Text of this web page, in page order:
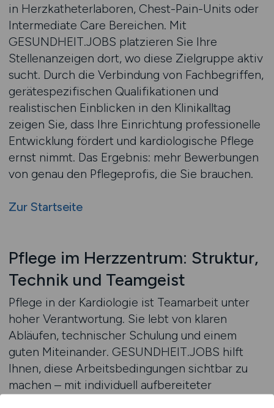
in Herzkatheterlaboren, Chest-Pain-Units oder
Intermediate Care Bereichen. Mit
GESUNDHEIT.JOBS platzieren Sie Ihre
Stellenanzeigen dort, wo diese Zielgruppe aktiv
sucht. Durch die Verbindung von Fachbegriffen,
gerätespezifischen Qualifikationen und
realistischen Einblicken in den Klinikalltag
zeigen Sie, dass Ihre Einrichtung professionelle
Entwicklung fördert und kardiologische Pflege
ernst nimmt. Das Ergebnis: mehr Bewerbungen
von genau den Pflegeprofis, die Sie brauchen.
Zur Startseite
Pflege im Herzzentrum: Struktur,
Technik und Teamgeist
Pflege in der Kardiologie ist Teamarbeit unter
hoher Verantwortung. Sie lebt von klaren
Abläufen, technischer Schulung und einem
guten Miteinander. GESUNDHEIT.JOBS hilft
Ihnen, diese Arbeitsbedingungen sichtbar zu
machen – mit individuell aufbereiteter